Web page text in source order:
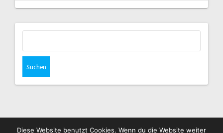
Diese Website benutzt Cookies. Wenn du die Website weiter